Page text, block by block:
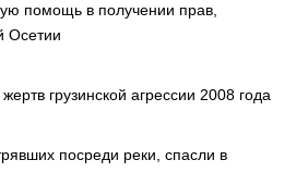
помощь в получении прав,
Осетии
грузинской агрессии 2008 года
посреди реки, спасли в